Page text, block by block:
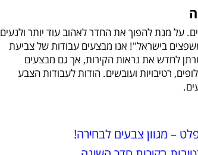
על מנת להפוך את החדר לאהוב עוד יותר ולנעים
בישראל"! אנו מבצעים עבודות של צביעת
לחדש את נראות הקירות, אך גם מבצעים
רטיבויות ועובשים. הודות לעבודות הצבע
– מגוון צבעים לבחירה!